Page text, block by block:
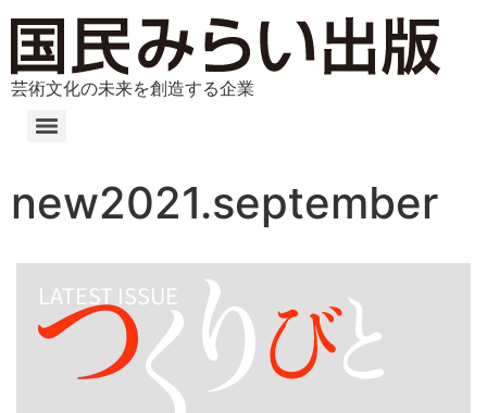
芸術文化の未来を創造する企業
new2021.september
LATEST ISSUE